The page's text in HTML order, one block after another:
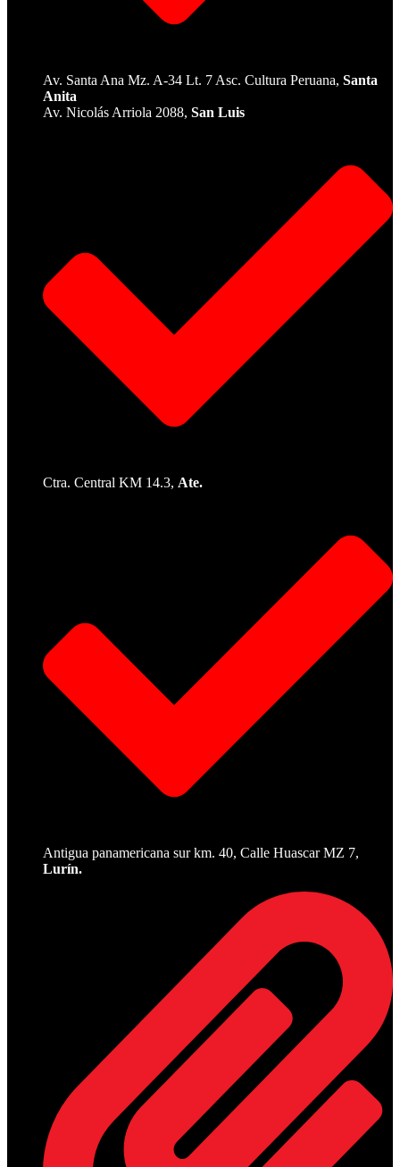
Av. Santa Ana Mz. A-34 Lt. 7 Asc. Cultura Peruana, Santa
Anita
Av. Nicolás Arriola 2088, San Luis
Ctra. Central KM 14.3, Ate.
Antigua panamericana sur km. 40, Calle Huascar MZ 7,
Lurín.